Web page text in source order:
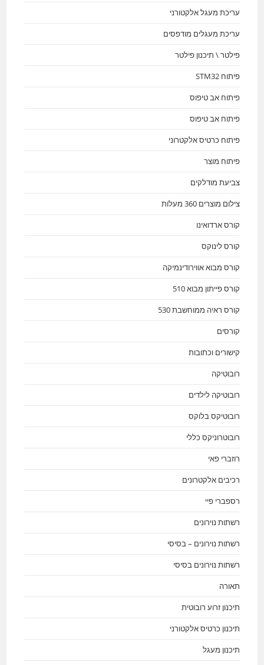
עריכת מעגל אלקטורני
עריכת מעגלים מודפסים
פילטר \ תיכנון פילטר
פיתוח STM32
פיתוח אב טיפוס
פיתוח אב טיפוס
פיתוח כרטיס אלקטרוני
פיתוח מוצר
צביעת מודלקים
צילום מוצרים 360 מעלות
קורס ארדואינו
קורס לינוקס
קורס מבוא אווירודינמיקה
קורס פייתון מבוא 510
קורס ראיה ממוחשבת 530
קורסים
קישורים וכתובות
רובוטיקה
רובוטיקה לילדים
רובוטיקס בלוקס
רובוטרוניקס כללי
רוזברי פאי
רכיבים אלקטרונים
רספברי פיי
רשתות נוירונים
רשתות נוירונים – בסיסי
רשתות נוירונים בסיסי
תאורה
תיכנון זרוע רובוטית
תיכנון כרטיס אלקטורני
תיכנון מעגל